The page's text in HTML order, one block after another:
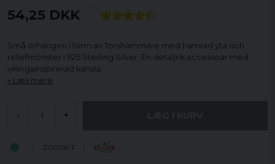
54,25 DKK
Små örhängen i form av Torshammare med hamrad yta och
reliefmönster i 925 Sterling Silver. En detaljrik accessoar med
vikingainspirerad känsla.
Læs mere
- +
Z0006-1